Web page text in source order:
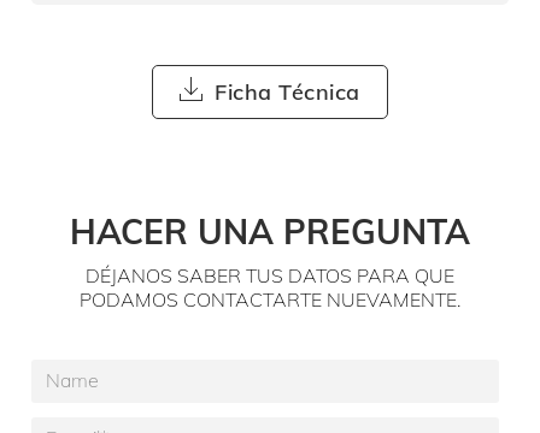
Ficha Técnica
HACER UNA PREGUNTA
DÉJANOS SABER TUS DATOS PARA QUE
PODAMOS CONTACTARTE NUEVAMENTE.